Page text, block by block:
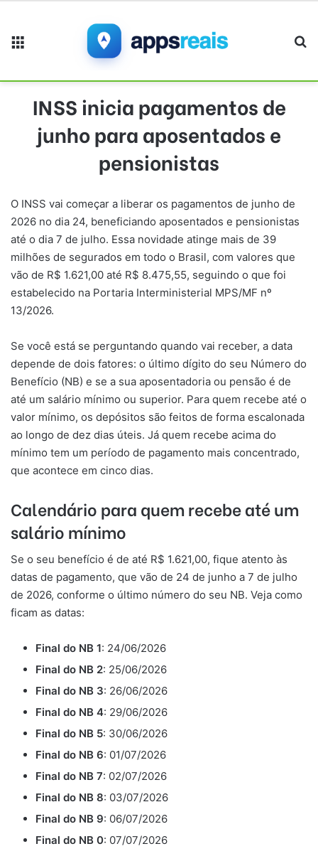
INSS inicia pagamentos de
junho para aposentados e
pensionistas
O INSS vai começar a liberar os pagamentos de junho de
2026 no dia 24, beneficiando aposentados e pensionistas
até o dia 7 de julho. Essa novidade atinge mais de 39
milhões de segurados em todo o Brasil, com valores que
vão de R$ 1.621,00 até R$ 8.475,55, seguindo o que foi
estabelecido na Portaria Interministerial MPS/MF nº
13/2026.
Se você está se perguntando quando vai receber, a data
depende de dois fatores: o último dígito do seu Número do
Benefício (NB) e se a sua aposentadoria ou pensão é de
até um salário mínimo ou superior. Para quem recebe até o
valor mínimo, os depósitos são feitos de forma escalonada
ao longo de dez dias úteis. Já quem recebe acima do
mínimo tem um período de pagamento mais concentrado,
que acontece em cinco dias.
Calendário para quem recebe até um
salário mínimo
Se o seu benefício é de até R$ 1.621,00, fique atento às
datas de pagamento, que vão de 24 de junho a 7 de julho
de 2026, conforme o último número do seu NB. Veja como
ficam as datas:
Final do NB 1: 24/06/2026
Final do NB 2: 25/06/2026
Final do NB 3: 26/06/2026
Final do NB 4: 29/06/2026
Final do NB 5: 30/06/2026
Final do NB 6: 01/07/2026
Final do NB 7: 02/07/2026
Final do NB 8: 03/07/2026
Final do NB 9: 06/07/2026
Final do NB 0: 07/07/2026